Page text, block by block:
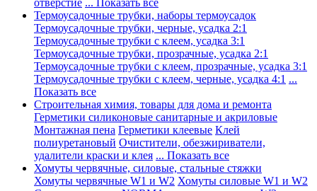
отверстие ... Показать все
Термоусадочные трубки, наборы термоусадок
Термоусадочные трубки, черные, усадка 2:1
Термоусадочные трубки с клеем, усадка 3:1
Термоусадочные трубки, прозрачные, усадка 2:1
Термоусадочные трубки с клеем, прозрачные, усадка 3:1
Термоусадочные трубки с клеем, черные, усадка 4:1 ...
Показать все
Строительная химия, товары для дома и ремонта
Герметики силиконовые санитарные и акриловые
Монтажная пена Герметики клеевые Клей
полиуретановый Очистители, обезжириватели,
удалители краски и клея ... Показать все
Хомуты червячные, силовые, стальные стяжки
Хомуты червячные W1 и W2 Хомуты силовые W1 и W2